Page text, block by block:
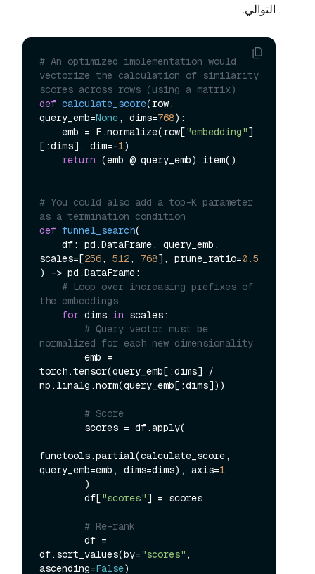
التوالي.
# An optimized implementation would
vectorize the calculation of similarity
scores across rows (using a matrix)
def calculate_score(row,
query_emb=None, dims=768):
    emb = F.normalize(row[
"embedding"]
[:dims], dim=-1)
return (emb @ query_emb).item()
# You could also add a top-K parameter
as a termination condition
def funnel_search(
scales=[256, 512, 768], prune_ratio=0.5
) -> pd.DataFrame:
# Loop over increasing prefixes of
the embeddings
for dims in scales:
# Query vector must be
normalized for each new dimensionality
torch.tensor(query_emb[:dims] /
np.linalg.norm(query_emb[:dims]))
# Score
functools.partial(calculate_score,
query_emb=emb, dims=dims), axis=1
        df[
"scores"] = scores
# Re-rank
df.sort_values(by="scores" ,
ascending=False)